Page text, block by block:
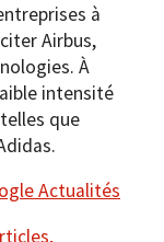
à
Airbus,
À
intensité
que
Actualités